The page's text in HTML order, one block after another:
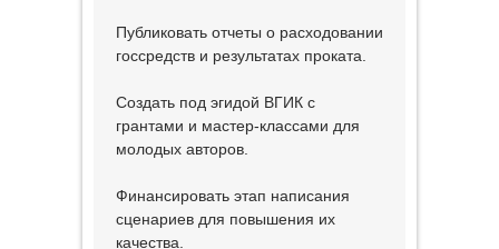
Публиковать отчеты о расходовании
госсредств и результатах проката.
Создать под эгидой ВГИК с
грантами и мастер-классами для
молодых авторов.
Финансировать этап написания
сценариев для повышения их
качества.